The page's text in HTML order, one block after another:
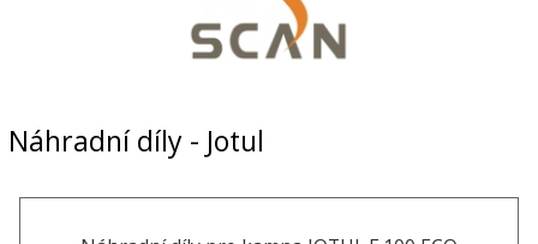
Náhradní díly - Jotul